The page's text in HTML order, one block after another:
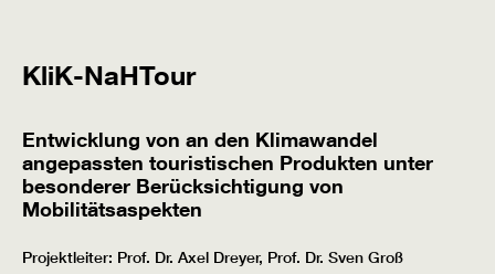
KliK-NaHTour
Entwicklung von an den Klimawandel
angepassten touristischen Produkten unter
besonderer Berücksichtigung von
Mobilitätsaspekten
Projektleiter: Prof. Dr. Axel Dreyer, Prof. Dr. Sven Groß